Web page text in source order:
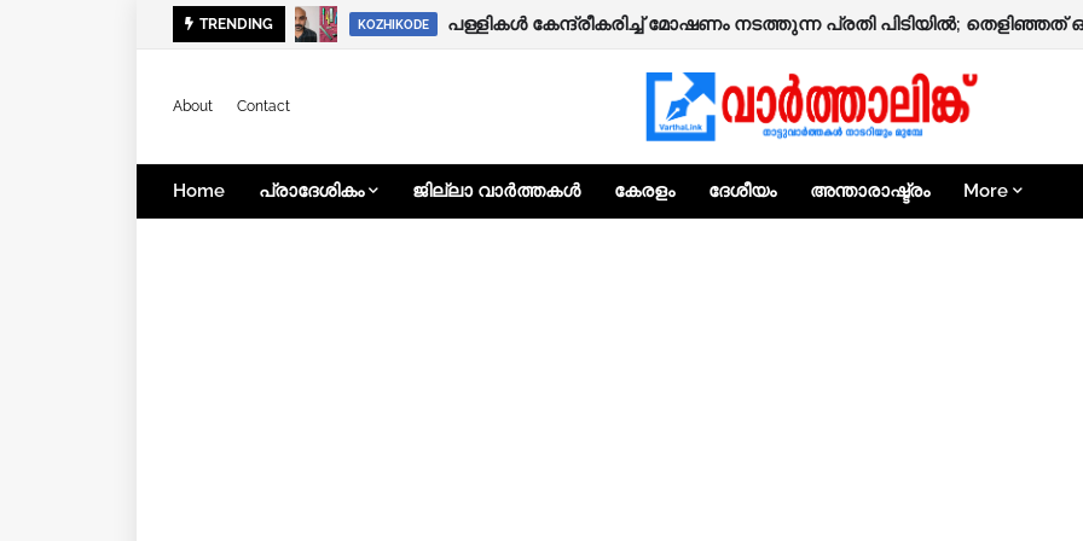
TRENDING KOZHIKODE പള്ളികൾ കേന്ദ്രീകരിച്ച് മോഷണം നടത്തുന്ന പ്രതി പിടിയിൽ; തെളിഞ്ഞത്
KOZHIKODE കനത്ത മഴ: നാദാപുരത്ത് നിർമ്മാണത്തിലിരിക്കുന്ന രണ്ടുനില വീട്
About Contact
Home പ്രാദേശികം ജില്ലാ വാർത്തകൾ കേരളം ദേശീയം അന്താരാഷ്ട്രം More